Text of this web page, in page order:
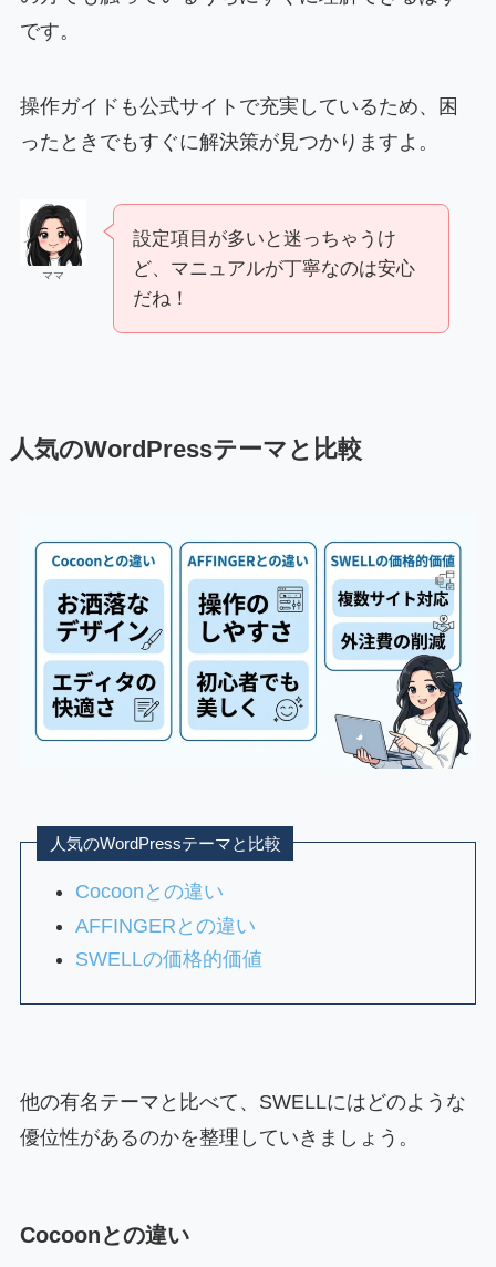
です。
操作ガイドも公式サイトで充実しているため、困
ったときでもすぐに解決策が見つかりますよ。
ママ
設定項目が多いと迷っちゃうけ
ど、マニュアルが丁寧なのは安心
だね！
人気のWordPressテーマと比較
人気のWordPressテーマと比較
Cocoonとの違い
AFFINGERとの違い
SWELLの価格的価値
他の有名テーマと比べて、SWELLにはどのような
優位性があるのかを整理していきましょう。
Cocoonとの違い